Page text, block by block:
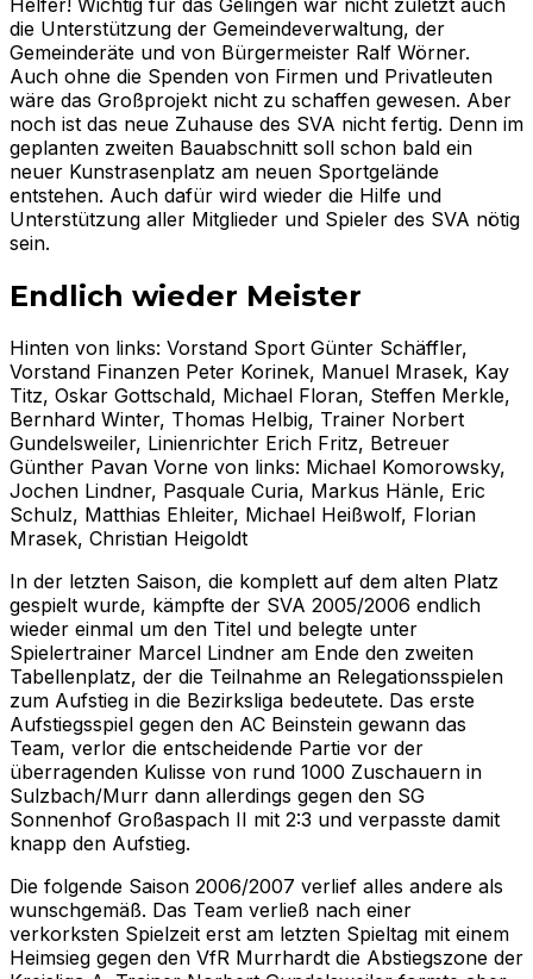
die Unterstützung der Gemeindeverwaltung, der
Gemeinderäte und von Bürgermeister Ralf Wörner.
Auch ohne die Spenden von Firmen und Privatleuten
wäre das Großprojekt nicht zu schaffen gewesen. Aber
noch ist das neue Zuhause des SVA nicht fertig. Denn im
geplanten zweiten Bauabschnitt soll schon bald ein
neuer Kunstrasenplatz am neuen Sportgelände
entstehen. Auch dafür wird wieder die Hilfe und
Unterstützung aller Mitglieder und Spieler des SVA nötig
sein.
Endlich wieder Meister
Hinten von links: Vorstand Sport Günter Schäffler,
Vorstand Finanzen Peter Korinek, Manuel Mrasek, Kay
Titz, Oskar Gottschald, Michael Floran, Steffen Merkle,
Bernhard Winter, Thomas Helbig, Trainer Norbert
Gundelsweiler, Linienrichter Erich Fritz, Betreuer
Günther Pavan Vorne von links: Michael Komorowsky,
Jochen Lindner, Pasquale Curia, Markus Hänle, Eric
Schulz, Matthias Ehleiter, Michael Heißwolf, Florian
Mrasek, Christian Heigoldt
In der letzten Saison, die komplett auf dem alten Platz
gespielt wurde, kämpfte der SVA 2005/2006 endlich
wieder einmal um den Titel und belegte unter
Spielertrainer Marcel Lindner am Ende den zweiten
Tabellenplatz, der die Teilnahme an Relegationsspielen
zum Aufstieg in die Bezirksliga bedeutete. Das erste
Aufstiegsspiel gegen den AC Beinstein gewann das
Team, verlor die entscheidende Partie vor der
überragenden Kulisse von rund 1000 Zuschauern in
Sulzbach/Murr dann allerdings gegen den SG
Sonnenhof Großaspach II mit 2:3 und verpasste damit
knapp den Aufstieg.
Die folgende Saison 2006/2007 verlief alles andere als
wunschgemäß. Das Team verließ nach einer
verkorksten Spielzeit erst am letzten Spieltag mit einem
Heimsieg gegen den VfR Murrhardt die Abstiegszone der